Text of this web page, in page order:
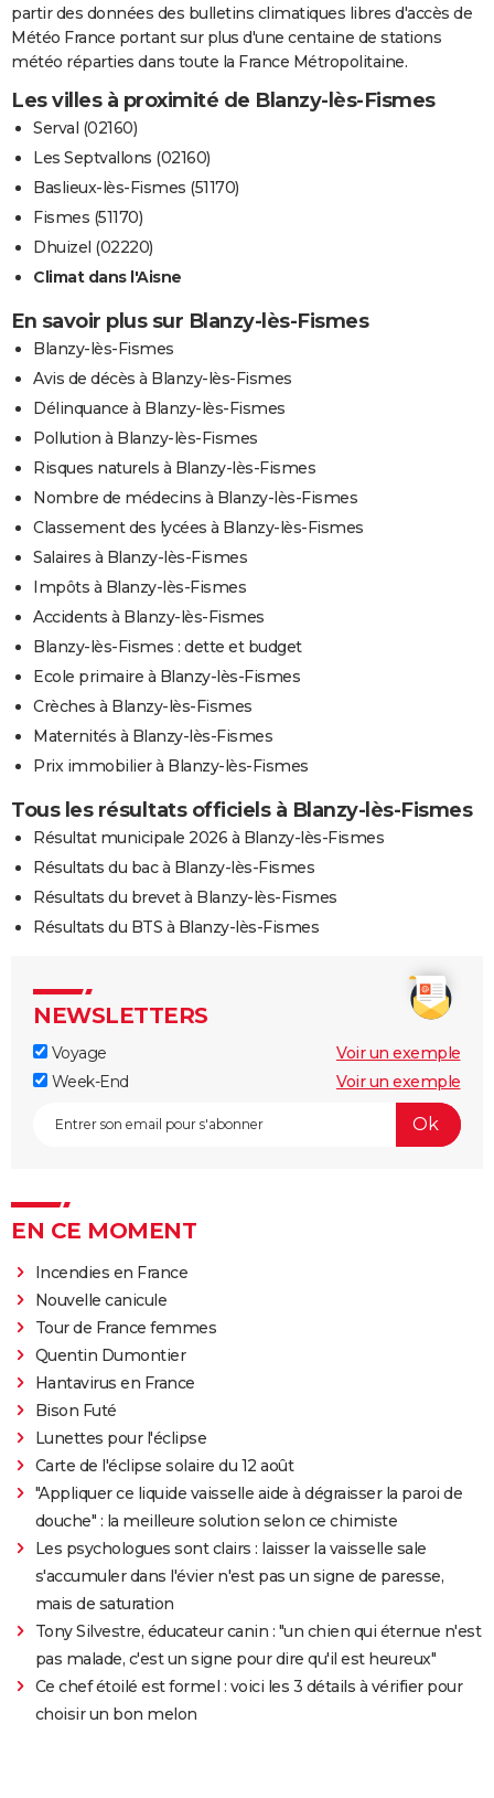
partir des données des bulletins climatiques libres d'accès de
Météo France portant sur plus d'une centaine de stations
météo réparties dans toute la France Métropolitaine.
Les villes à proximité de Blanzy-lès-Fismes
Serval (02160)
Les Septvallons (02160)
Baslieux-lès-Fismes (51170)
Fismes (51170)
Dhuizel (02220)
Climat dans l'Aisne
En savoir plus sur Blanzy-lès-Fismes
Blanzy-lès-Fismes
Avis de décès à Blanzy-lès-Fismes
Délinquance à Blanzy-lès-Fismes
Pollution à Blanzy-lès-Fismes
Risques naturels à Blanzy-lès-Fismes
Nombre de médecins à Blanzy-lès-Fismes
Classement des lycées à Blanzy-lès-Fismes
Salaires à Blanzy-lès-Fismes
Impôts à Blanzy-lès-Fismes
Accidents à Blanzy-lès-Fismes
Blanzy-lès-Fismes : dette et budget
Ecole primaire à Blanzy-lès-Fismes
Crèches à Blanzy-lès-Fismes
Maternités à Blanzy-lès-Fismes
Prix immobilier à Blanzy-lès-Fismes
Tous les résultats officiels à Blanzy-lès-Fismes
Résultat municipale 2026 à Blanzy-lès-Fismes
Résultats du bac à Blanzy-lès-Fismes
Résultats du brevet à Blanzy-lès-Fismes
Résultats du BTS à Blanzy-lès-Fismes
NEWSLETTERS
Voyage
Voir un exemple
Week-End
Voir un exemple
EN CE MOMENT
Incendies en France
Nouvelle canicule
Tour de France femmes
Quentin Dumontier
Hantavirus en France
Bison Futé
Lunettes pour l'éclipse
Carte de l'éclipse solaire du 12 août
"Appliquer ce liquide vaisselle aide à dégraisser la paroi de
douche" : la meilleure solution selon ce chimiste
Les psychologues sont clairs : laisser la vaisselle sale
s'accumuler dans l'évier n'est pas un signe de paresse,
mais de saturation
Tony Silvestre, éducateur canin : "un chien qui éternue n'est
pas malade, c'est un signe pour dire qu'il est heureux"
Ce chef étoilé est formel : voici les 3 détails à vérifier pour
choisir un bon melon